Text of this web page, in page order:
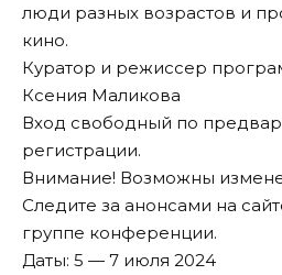
люди разных возрастов и
кино.
Куратор и режиссер
Ксения Маликова
Вход свободный по
регистрации.
Внимание! Возможны
Следите за анонсами на
группе конференции.
Даты: 5 — 7 июля 2024